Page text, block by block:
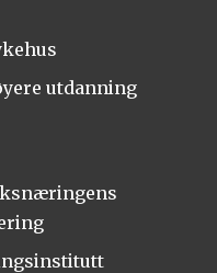
utdanning